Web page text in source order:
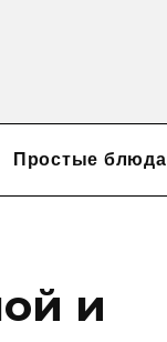
Простые блюда
и